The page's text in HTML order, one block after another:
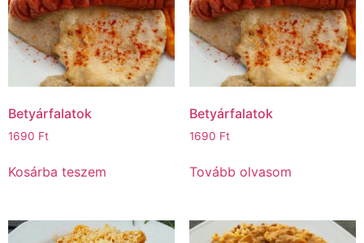
Betyárfalatok
1690 Ft
Kosárba teszem
Betyárfalatok
1690 Ft
Tovább olvasom